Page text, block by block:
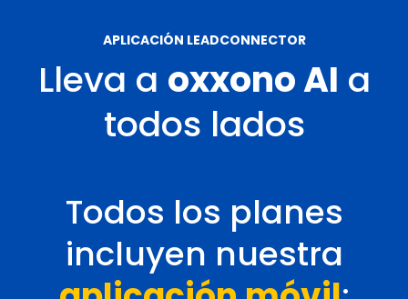
APLICACIÓN LEADCONNECTOR
Lleva a oxxono AI a
todos lados
Todos los planes
incluyen nuestra